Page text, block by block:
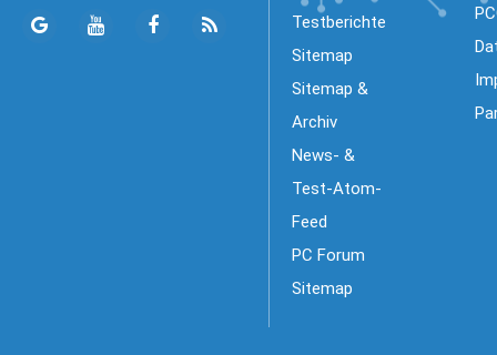
Testberichte
Sitemap
Sitemap &
Archiv
News- &
Test-Atom-
Feed
PC Forum
Sitemap